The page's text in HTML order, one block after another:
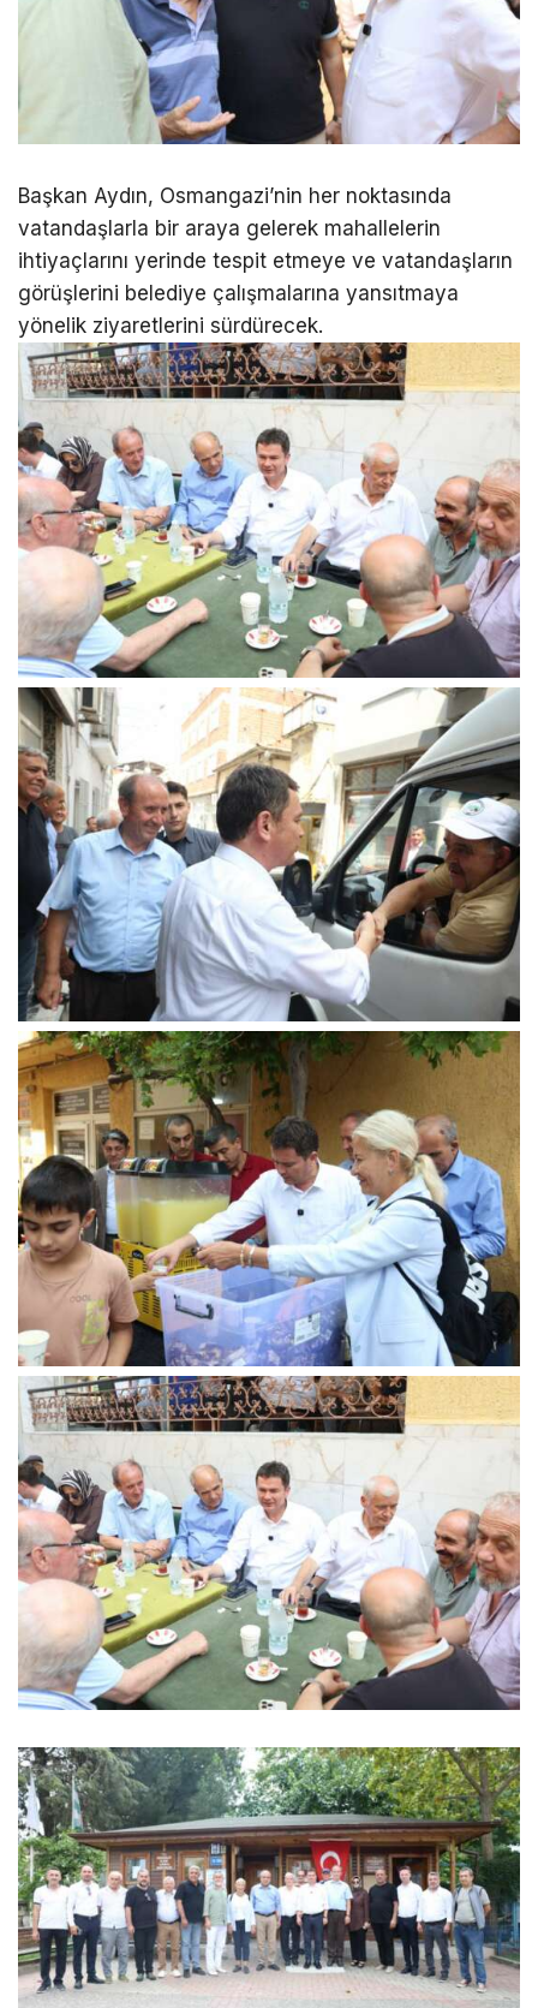
Başkan Aydın, Osmangazi’nin her noktasında
vatandaşlarla bir araya gelerek mahallelerin
ihtiyaçlarını yerinde tespit etmeye ve vatandaşların
görüşlerini belediye çalışmalarına yansıtmaya
yönelik ziyaretlerini sürdürecek.